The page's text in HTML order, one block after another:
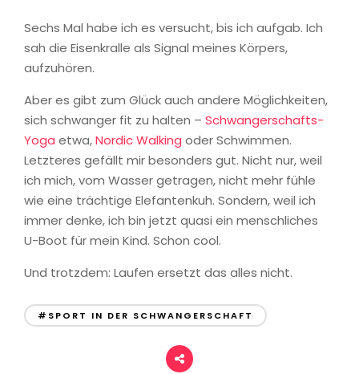
Sechs Mal habe ich es versucht, bis ich aufgab. Ich
sah die Eisenkralle als Signal meines Körpers,
aufzuhören.
Aber es gibt zum Glück auch andere Möglichkeiten,
sich schwanger fit zu halten – Schwangerschafts-
Yoga etwa,Nordic Walking oder Schwimmen.
Letzteres gefällt mir besonders gut. Nicht nur, weil
ich mich, vom Wasser getragen, nicht mehr fühle
wie eine trächtige Elefantenkuh. Sondern, weil ich
immer denke, ich bin jetzt quasi ein menschliches
U-Boot für mein Kind. Schon cool.
Und trotzdem: Laufen ersetzt das alles nicht.
#SPORT IN DER SCHWANGERSCHAFT